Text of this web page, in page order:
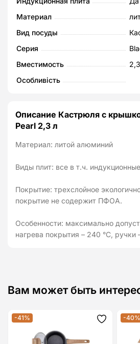
Материал
Вид посуды
Серия
Вместимость
Особливість
Описание Кастрюля с
Pearl 2,3 л
Материал: литой алюминий
Виды плит: все в т.ч. индукционные
Покрытие: трехслойное
покрытие не содержит ПФОА.
Особенности: максимально
нагрева покрытия – 240 °C, ручки
Вам может быть
-41% Додати-40%